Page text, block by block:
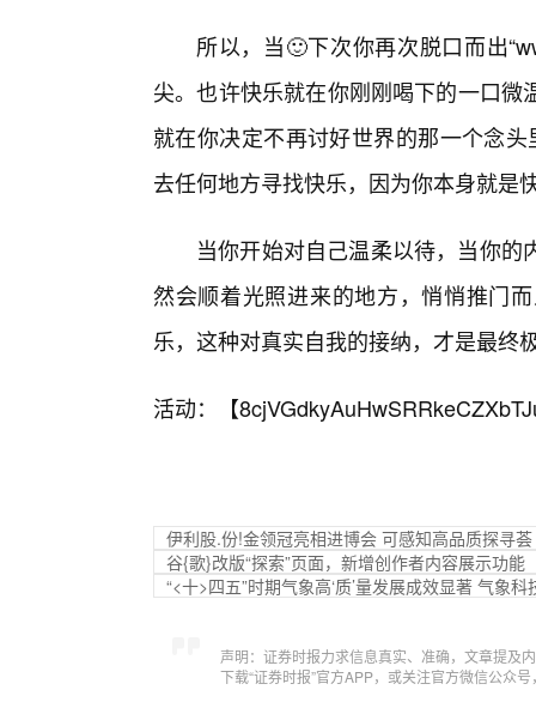
所以，当🙂下次你再次脱口而出
尖。也许快乐就在你刚刚喝下的一口
就在你决定不再讨好世界的那一个念
去任何地方寻找快乐，因为你本身就是
当你开始对自己温柔以待，当你
然会顺着光照进来的地方，悄悄推门
乐，这种对真实自我的接纳，才是最终
活动：【
伊利股.份!金领冠亮相进博会 可感知高品质探寻
谷{歌}改版“探索”页面，新增创作者内容展示功能
“<十>四五”时期气象高‘质’量发展成效显著 气象
声明：证券时报力求信息真实、准确，文章提及
下载“证券时报”官方APP，或关注官方微信公众